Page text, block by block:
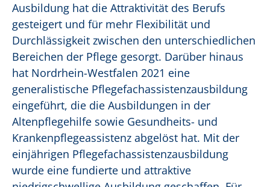
Ausbildung hat die Attraktivität des Berufs
gesteigert und für mehr Flexibilität und
Durchlässigkeit zwischen den unterschiedlichen
Bereichen der Pflege gesorgt. Darüber hinaus
hat Nordrhein-Westfalen 2021 eine
generalistische Pflegefachassistenzausbildung
eingeführt, die die Ausbildungen in der
Altenpflegehilfe sowie Gesundheits- und
Krankenpflegeassistenz abgelöst hat. Mit der
einjährigen Pflegefachassistenzausbildung
wurde eine fundierte und attraktive